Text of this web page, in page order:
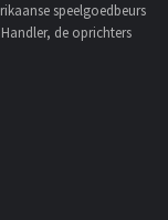
speelgoedbeurs
de oprichters